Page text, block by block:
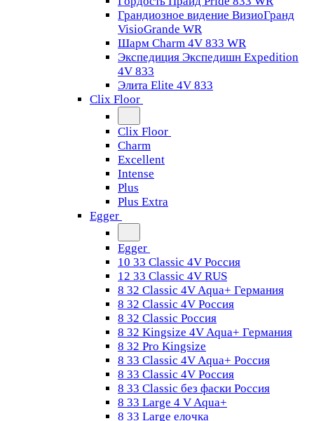
Грандиозное видение ВизиоГранд
VisioGrande WR
Шарм Charm 4V 833 WR
Экспедиция Экспедишн Expedition
4V 833
Элита Elite 4V 833
Clix Floor
Clix Floor
Charm
Excellent
Intense
Plus
Plus Extra
Egger
Egger
10 33 Classic 4V Россия
12 33 Classic 4V RUS
8 32 Classic 4V Aqua+ Германия
8 32 Classic 4V Россия
8 32 Classic Россия
8 32 Kingsize 4V Aqua+ Германия
8 32 Pro Kingsize
8 33 Classic 4V Aqua+ Россия
8 33 Classic 4V Россия
8 33 Classic без фаски Россия
8 33 Large 4 V Aqua+
8 33 Large елочка